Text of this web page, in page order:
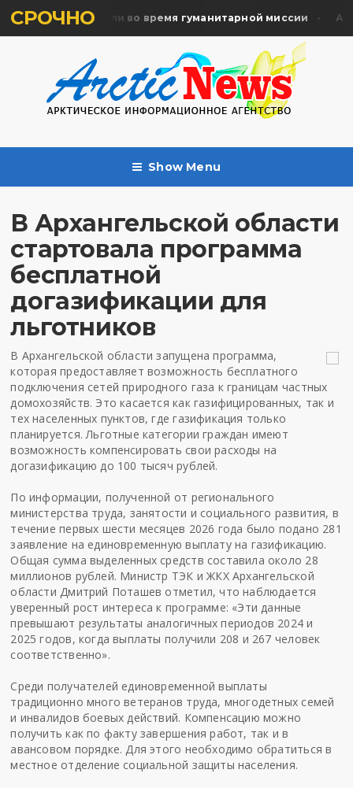
СРОЧНО
жертв почтили во время гуманитарной миссии
Show Menu
В Архангельской области
стартовала программа
бесплатной
догазификации для
льготников
В Архангельской области запущена программа,
которая предоставляет возможность бесплатного
подключения сетей природного газа к границам частных
домохозяйств. Это касается как газифицированных, так и
тех населенных пунктов, где газификация только
планируется. Льготные категории граждан имеют
возможность компенсировать свои расходы на
догазификацию до 100 тысяч рублей.
По информации, полученной от регионального
министерства труда, занятости и социального развития, в
течение первых шести месяцев 2026 года было подано 281
заявление на единовременную выплату на газификацию.
Общая сумма выделенных средств составила около 28
миллионов рублей. Министр ТЭК и ЖКХ Архангельской
области Дмитрий Поташев отметил, что наблюдается
уверенный рост интереса к программе: «Эти данные
превышают результаты аналогичных периодов 2024 и
2025 годов, когда выплаты получили 208 и 267 человек
соответственно».
Среди получателей единовременной выплаты
традиционно много ветеранов труда, многодетных семей
и инвалидов боевых действий. Компенсацию можно
получить как по факту завершения работ, так и в
авансовом порядке. Для этого необходимо обратиться в
местное отделение социальной защиты населения.